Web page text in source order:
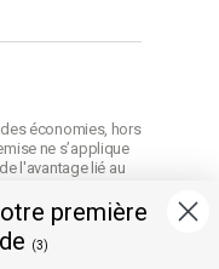
économies, hors
ne s’applique
l'avantage lié au
est arrondie
seront facturés
première
(3)